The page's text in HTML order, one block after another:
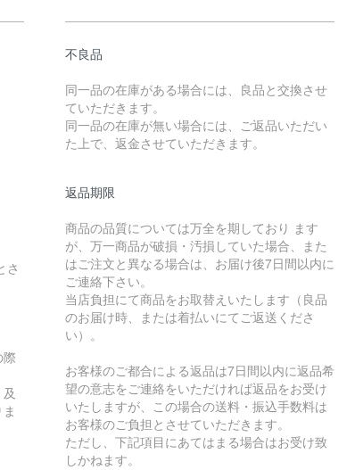
さ
不良品
同一品の在庫がある場合には、良品と交換させ
ていただきます。
同一品の在庫が無い場合には、ご返品いただい
た上で、返金させていただきます。
返品期限
商品の品質については万全を期しており ます
が、万一商品が破損・汚損していた場合、また
はご注文と異なる場合は、お届け後7日間以内に
ご連絡下さい。
当店負担にて商品をお取替えいたします（良品
のお届け時、または着払いにてご返送くださ
い）。
お客様のご都合による返品は7日間以内に返品希
望の意志をご連絡をいただければ返品をお受け
いたしますが、この場合の送料・振込手数料は
お客様のご負担とさせていただきます。
ただし、下記項目にあてはまる場合はお受け致
しかねます。